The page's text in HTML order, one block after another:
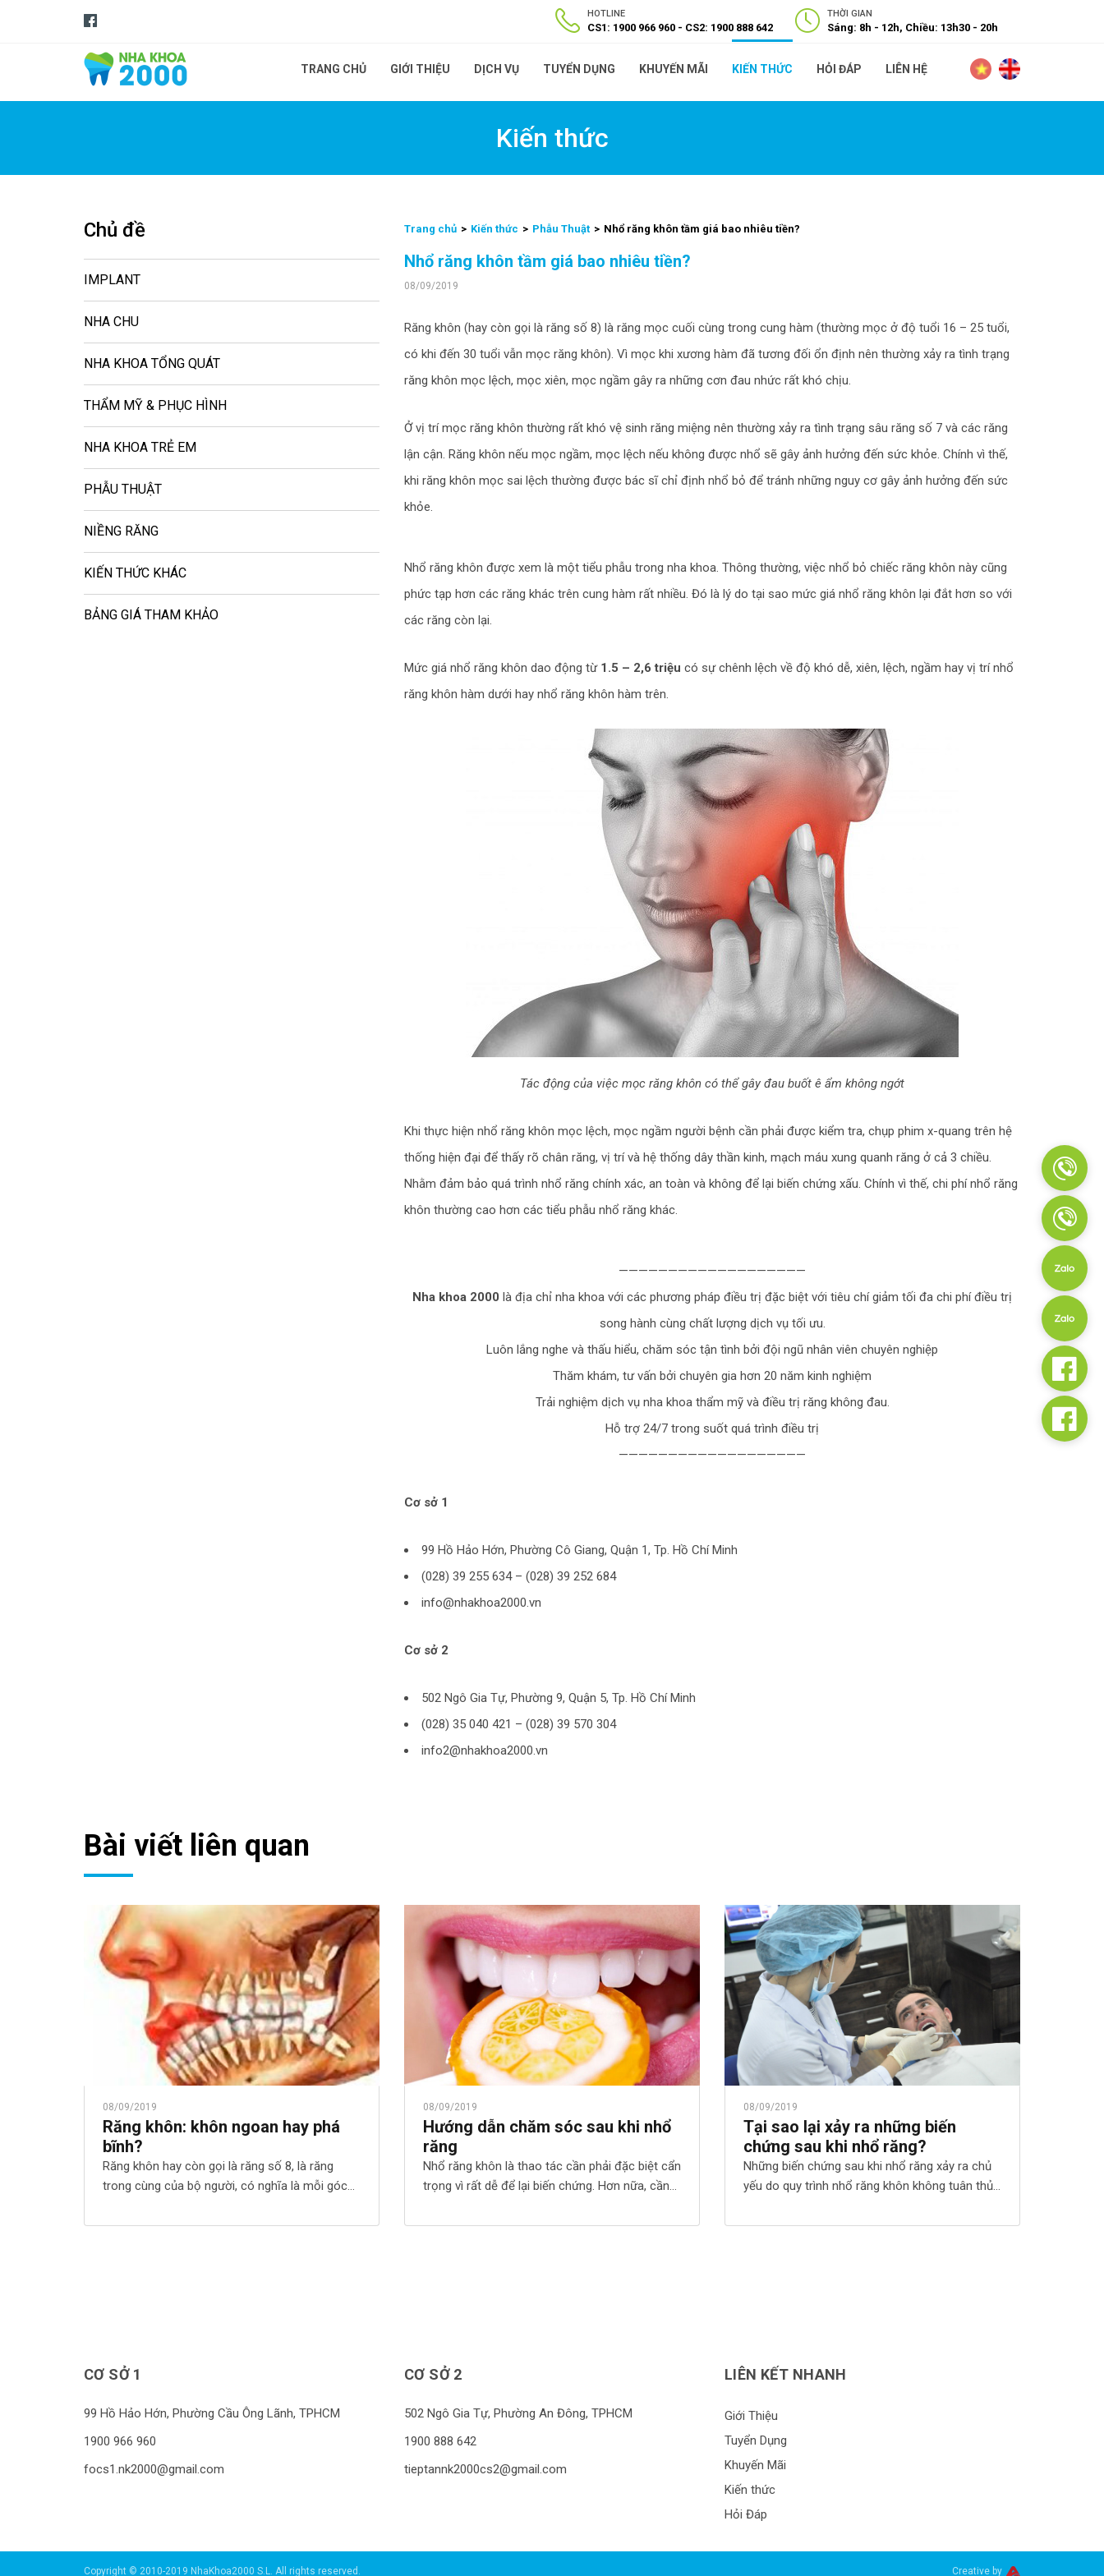
HOTLINE
CS1: 1900 966 960 CS2: 1900 888 642
THỜI GIAN
Sáng: 8h - 12h, Chiều: 13h30 - 20h
TRANG CHỦ GIỚI THIỆU DỊCH VỤ TUYỂN DỤNG KHUYẾN MÃI KIẾN THỨC HỎI ĐÁP LIÊN HỆ
Kiến thức
Chủ đề
IMPLANT
NHA CHU
NHA KHOA TỔNG QUÁT
THẨM MỸ & PHỤC HÌNH
NHA KHOA TRẺ EM
PHẪU THUẬT
NIỀNG RĂNG
KIẾN THỨC KHÁC
BẢNG GIÁ THAM KHẢO
Chọn chủ đề
Trang chủ Kiến thức Phẫu Thuật Nhổ răng khôn tầm giá bao nhiêu tiền?
Nhổ răng khôn tầm giá bao nhiêu tiền?
08/09/2019
Răng khôn (hay còn gọi là răng số 8) là răng mọc cuối cùng trong cung hàm (thường mọc ở độ tuổi 16 – 25 tuổi,
có khi đến 30 tuổi vẫn mọc răng khôn). Vì mọc khi xương hàm đã tương đối ổn định nên thường xảy ra tình trạng
răng khôn mọc lệch, mọc xiên, mọc ngầm gây ra những cơn đau nhức rất khó chịu.
Ở vị trí mọc răng khôn thường rất khó vệ sinh răng miệng nên thường xảy ra tình trạng sâu răng số 7 và các răng
lận cận. Răng khôn nếu mọc ngầm, mọc lệch nếu không được nhổ sẽ gây ảnh hưởng đến sức khỏe. Chính vì thế,
khi răng khôn mọc sai lệch thường được bác sĩ chỉ định nhổ bỏ để tránh những nguy cơ gây ảnh hưởng đến sức
khỏe.
Nhổ răng khôn được xem là một tiểu phẫu trong nha khoa. Thông thường, việc nhổ bỏ chiếc răng khôn này cũng
phức tạp hơn các răng khác trên cung hàm rất nhiều. Đó là lý do tại sao mức giá nhổ răng khôn lại đắt hơn so với
các răng còn lại.
Mức giá nhổ răng khôn dao động từ1.5 – 2,6 triệu có sự chênh lệch về độ khó dễ, xiên, lệch, ngầm hay vị trí nhổ
răng khôn hàm dưới hay nhổ răng khôn hàm trên.
Tác động của việc mọc răng khôn có thể gây đau buốt ê ẩm không ngớt
Khi thực hiện nhổ răng khôn mọc lệch, mọc ngầm người bệnh cần phải được kiểm tra, chụp phim x-quang trên hệ
thống hiện đại để thấy rõ chân răng, vị trí và hệ thống dây thần kinh, mạch máu xung quanh răng ở cả 3 chiều.
Nhằm đảm bảo quá trình nhổ răng chính xác, an toàn và không để lại biến chứng xấu. Chính vì thế, chi phí nhổ răng
khôn thường cao hơn các tiểu phẫu nhổ răng khác.
———————————————————
Nha khoa 2000 là địa chỉ nha khoa với các phương pháp điều trị đặc biệt với tiêu chí giảm tối đa chi phí điều trị
song hành cùng chất lượng dịch vụ tối ưu.
Luôn lắng nghe và thấu hiểu, chăm sóc tận tình bởi đội ngũ nhân viên chuyên nghiệp
Thăm khám, tư vấn bởi chuyên gia hơn 20 năm kinh nghiệm
Trải nghiệm dịch vụ nha khoa thẩm mỹ và điều trị răng không đau.
Hỗ trợ 24/7 trong suốt quá trình điều trị
———————————————————
Cơ sở 1
99 Hồ Hảo Hớn, Phường Cô Giang, Quận 1, Tp. Hồ Chí Minh
(028) 39 255 634 – (028) 39 252 684
info@nhakhoa2000.vn
Cơ sở 2
502 Ngô Gia Tự, Phường 9, Quận 5, Tp. Hồ Chí Minh
(028) 35 040 421 – (028) 39 570 304
info2@nhakhoa2000.vn
Bài viết liên quan
08/09/2019
Răng khôn: khôn ngoan hay phá
bĩnh?
Răng khôn hay còn gọi là răng số 8, là răng
trong cùng của bộ người, có nghĩa là mỗi góc
khôn. Với sự tiến hóa của con người thì xương
08/09/2019
Hướng dẫn chăm sóc sau khi nhổ
răng
Nhổ răng khôn là thao tác cần phải đặc biệt cẩn
trọng vì rất dễ để lại biến chứng. Hơn nữa, cần
lý để đảm bảo không bị nhiễm trùng cũng như
08/09/2019
Tại sao lại xảy ra những biến
chứng sau khi nhổ răng?
Những biến chứng sau khi nhổ răng xảy ra chủ
yếu do quy trình nhổ răng khôn không tuân thủ
khử khuẩn tuyệt đối. Nha sỹ không tiên liệu
CƠ SỞ 1
99 Hồ Hảo Hớn, Phường Cầu Ông Lãnh, TPHCM
1900 966 960
focs1.nk2000@gmail.com
CƠ SỞ 2
502 Ngô Gia Tự, Phường An Đông, TPHCM
1900 888 642
tieptannk2000cs2@gmail.com
LIÊN KẾT NHANH
Giới Thiệu
Tuyển Dụng
Khuyến Mãi
Kiến thức
Hỏi Đáp
Copyright © 2010-2019 NhaKhoa2000 S.L. All rights reserved. Creative by